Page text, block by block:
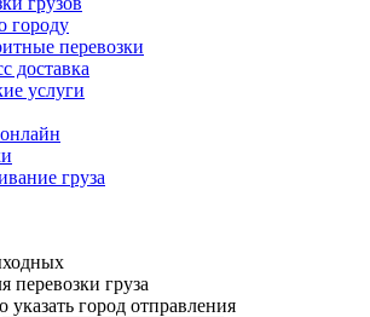
городу
перевозки
доставка
услуги
груза
перевозки груза
указать город отправления